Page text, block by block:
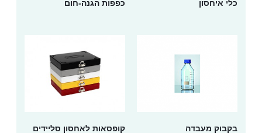
כלי איחסון כפפות הגנה-חום
בקבוק מעבדה קופסאות לאחסון סליידים